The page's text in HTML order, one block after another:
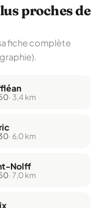
proches de
fiche complète
· 3,4 km
· 6,0 km
Nolff
· 7,0 km